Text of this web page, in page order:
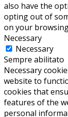
also have the
opting out of
on your
Necessary
Necessary
Sempre abilitato
Necessary
website to
cookies that
features of the
personal